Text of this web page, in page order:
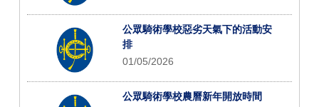
公眾騎術學校惡劣天氣下的活動安
排
01/05/2026
公眾騎術學校農曆新年開放時間